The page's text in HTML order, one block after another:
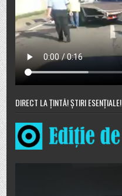
DIRECT LA ȚINTĂ! ȘTIRI ESENȚIALE!